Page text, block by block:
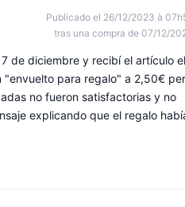
Publicado el 26/12/2023 à
tras una compra de 07/12/
de diciembre y recibí el artículo el
"envuelto para regalo" a 2,50€
no fueron satisfactorias y no
explicando que el regalo